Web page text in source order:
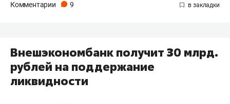
Комментарии 9
Внешэкономбанк получит 30 млрд.
рублей на поддержание
ликвидности